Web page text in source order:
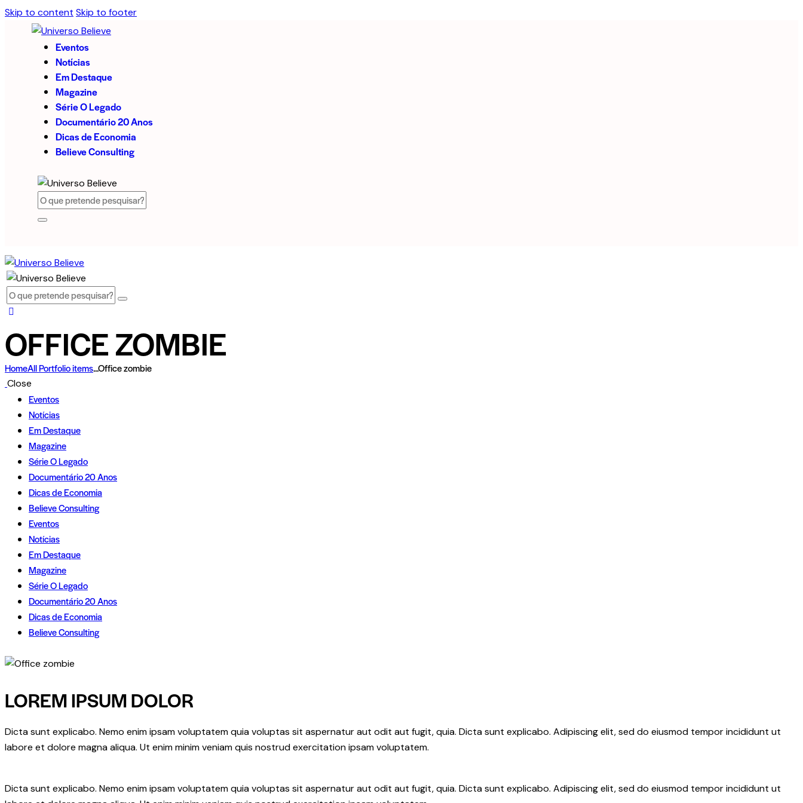
Skip to content Skip to footer
Eventos
Notícias
Em Destaque
Magazine
Série O Legado
Documentário 20 Anos
Dicas de Economia
Believe Consulting
OFFICE ZOMBIE
HomeAll Portfolio items...Office zombie
Close
Eventos
Notícias
Em Destaque
Magazine
Série O Legado
Documentário 20 Anos
Dicas de Economia
Believe Consulting
Eventos
Notícias
Em Destaque
Magazine
Série O Legado
Documentário 20 Anos
Dicas de Economia
Believe Consulting
LOREM IPSUM DOLOR
Dicta sunt explicabo. Nemo enim ipsam voluptatem quia voluptas sit aspernatur aut odit aut fugit, quia. Dicta sunt explicabo. Adipiscing elit, sed do eiusmod tempor incididunt ut
labore et dolore magna aliqua. Ut enim minim veniam quis nostrud exercitation ipsam voluptatem.
Dicta sunt explicabo. Nemo enim ipsam voluptatem quia voluptas sit aspernatur aut odit aut fugit, quia. Dicta sunt explicabo. Adipiscing elit, sed do eiusmod tempor incididunt ut